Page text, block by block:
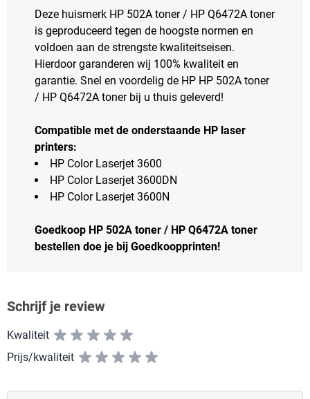
Deze huismerk HP 502A toner / HP Q6472A toner
is geproduceerd tegen de hoogste normen en
voldoen aan de strengste kwaliteitseisen.
Hierdoor garanderen wij 100% kwaliteit en
garantie. Snel en voordelig de HP HP 502A toner
/ HP Q6472A toner bij u thuis geleverd!
Compatible met de onderstaande HP laser
printers:
HP Color Laserjet 3600
HP Color Laserjet 3600DN
HP Color Laserjet 3600N
Goedkoop HP 502A toner / HP Q6472A toner
bestellen doe je bij Goedkoopprinten!
Schrijf je review
Kwaliteit
Prijs/kwaliteit